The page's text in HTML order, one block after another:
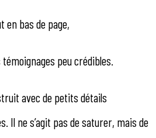
en bas de page,
peu crédibles.
avec de petits détails
Il ne s’agit pas de saturer, mais de